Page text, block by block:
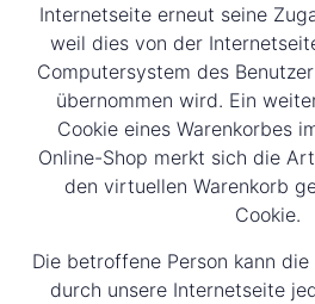
Internetseite erneut seine
weil dies von der
Computersystem des
übernommen wird. Ein
Cookie eines Warenkorbes
Online-Shop merkt sich die
den virtuellen Warenkorb
Cookie.
Die betroffene Person kann
durch unsere Internetseite